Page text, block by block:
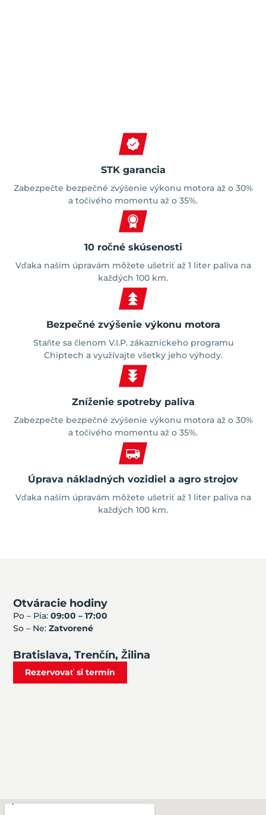
STK garancia
Zabezpečte bezpečné zvýšenie výkonu motora až o 30%
a točivého momentu až o 35%.
10 ročné skúsenosti
Vďaka našim úpravám môžete ušetriť až 1 liter paliva na
každých 100 km.
Bezpečné zvýšenie výkonu motora
Staňte sa členom V.I.P. zákazníckeho programu
Chiptech a využívajte všetky jeho výhody.
Zníženie spotreby paliva
Zabezpečte bezpečné zvýšenie výkonu motora až o 30%
a točivého momentu až o 35%.
Úprava nákladných vozidiel a agro strojov
Vďaka našim úpravám môžete ušetriť až 1 liter paliva na
každých 100 km.
Otváracie hodiny
Po – Pia:09:00 – 17:00
So – Ne:Zatvorené
Bratislava, Trenčín, Žilina
Rezervovať si termín